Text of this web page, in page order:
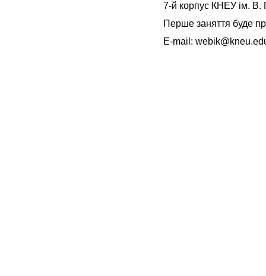
7-й корпус КНЕУ ім. В.
Перше заняття буде
E-mail: